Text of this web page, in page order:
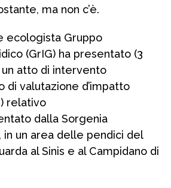
ma non c’è.
ecologista Gruppo
(GrIG) ha presentato (3
atto di intervento
di valutazione d’impatto
relativo
dalla Sorgenia
in un area delle pendici del
al Sinis e al Campidano di